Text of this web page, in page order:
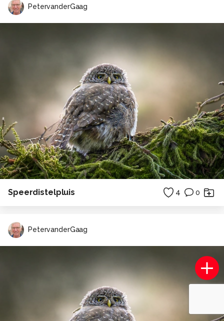
PetervanderGaag
Speerdistelpluis 4 0
PetervanderGaag